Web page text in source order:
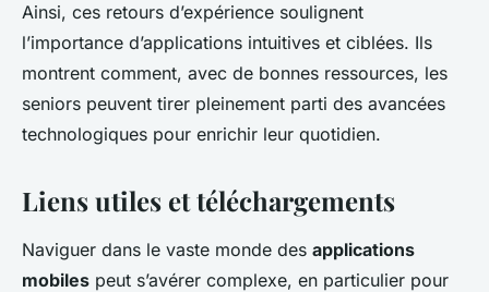
Ainsi, ces retours d’expérience soulignent
l’importance d’applications intuitives et ciblées. Ils
montrent comment, avec de bonnes ressources, les
seniors peuvent tirer pleinement parti des avancées
technologiques pour enrichir leur quotidien.
Liens utiles et téléchargements
Naviguer dans le vaste monde des applications
mobiles peut s’avérer complexe, en particulier pour